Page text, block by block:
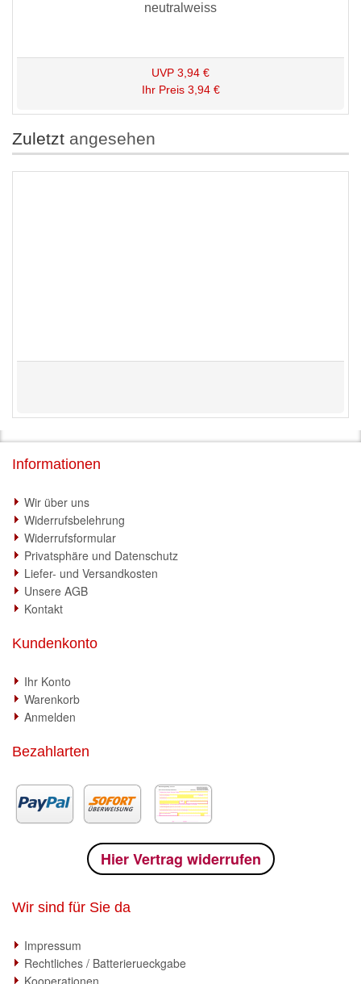
neutralweiss
UVP 3,94 €
Ihr Preis 3,94 €
Zuletzt angesehen
Informationen
Wir über uns
Widerrufsbelehrung
Widerrufsformular
Privatsphäre und Datenschutz
Liefer- und Versandkosten
Unsere AGB
Kontakt
Kundenkonto
Ihr Konto
Warenkorb
Anmelden
Bezahlarten
Hier Vertrag widerrufen
Wir sind für Sie da
Impressum
Rechtliches / Batterierueckgabe